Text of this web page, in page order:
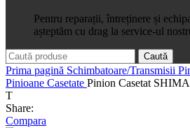
Pentru reparații, întreținere și
așteptăm cu drag la service-ul
Caută
Prima pagină Schimbatoare/Transmisii
Pinioane Casetate Pinion Casetat
T
Share:
Compara